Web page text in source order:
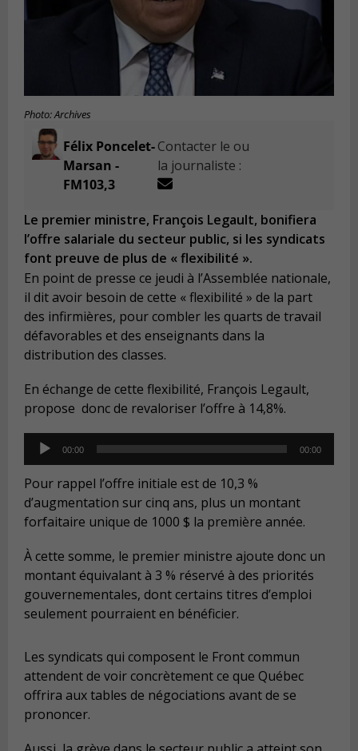
Photo: Archives
Félix Poncelet-
Marsan -
FM103,3
Contacter le ou
la journaliste :
Le premier ministre, François Legault, bonifiera
l’offre salariale du secteur public, si les syndicats
font preuve de plus de « flexibilité ».
En point de presse ce jeudi à l’Assemblée nationale,
il dit avoir besoin de cette « flexibilité » de la part
des infirmières, pour combler les quarts de travail
défavorables et des enseignants dans la
distribution des classes.
En échange de cette flexibilité, François Legault,
propose donc de revaloriser l’offre à 14,8%.
Audio
Player
00:00 00:00
Pour rappel l’offre initiale est de 10,3 %
d’augmentation sur cinq ans, plus un montant
forfaitaire unique de 1000 $ la première année.
À cette somme, le premier ministre ajoute donc un
montant équivalant à 3 % réservé à des priorités
gouvernementales, dont certains titres d’emploi
seulement pourraient en bénéficier.
Les syndicats qui composent le Front commun
attendent de voir concrètement ce que Québec
offrira aux tables de négociations avant de se
prononcer.